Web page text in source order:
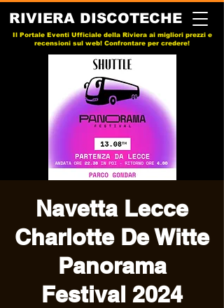
RIVIERA DISCOTECHE
Il Portale Eventi Ufficiale della Riviera ai migliori prezzi e
recensioni sul web! Confrontare per credere!
Navetta Lecce
Charlotte De Witte
Panorama
Festival 2024